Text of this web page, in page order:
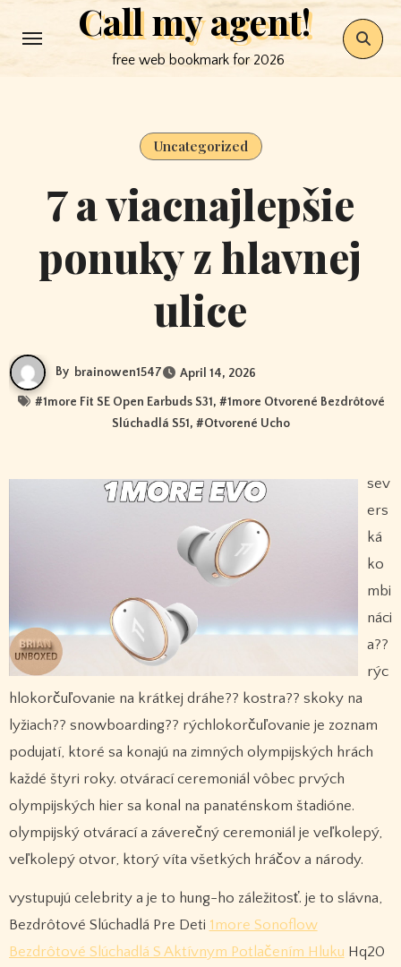
to
Call my agent!
free web bookmark for 2026
Uncategorized
7 a viacnajlepšie
ponuky z hlavnej
ulice
By brainowen1547 April 14, 2026
#1more Fit SE Open Earbuds S31, #1more Otvorené Bezdrôtové
Slúchadlá S51, #Otvorené Ucho
sev
ers
ká
ko
mbi
náci
a??
rýc
hlokorčuľovanie na krátkej dráhe?? kostra?? skoky na
lyžiach?? snowboarding?? rýchlokorčuľovanie je zoznam
podujatí, ktoré sa konajú na zimných olympijských hrách
každé štyri roky. otvárací ceremoniál vôbec prvých
olympijských hier sa konal na panaténskom štadióne.
olympijský otvárací a záverečný ceremoniál je veľkolepý,
veľkolepý otvor, ktorý víta všetkých hráčov a národy.
vystupujú celebrity a je to hung-ho záležitosť. je to slávna,
Bezdrôtové Slúchadlá Pre Deti 1more Sonoflow
Bezdrôtové Slúchadlá S Aktívnym Potlačením Hluku Hq20